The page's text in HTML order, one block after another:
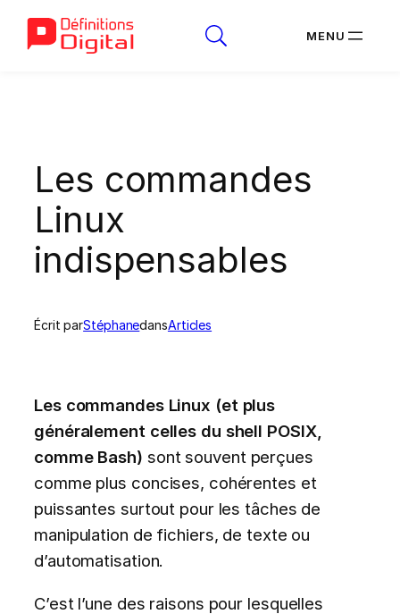
Les commandes
Linux
indispensables
Écrit parStéphanedansArticles
Les commandes Linux (et plus
généralement celles du shell POSIX,
comme Bash) sont souvent perçues
comme plus concises, cohérentes et
puissantes surtout pour les tâches de
manipulation de fichiers, de texte ou
d’automatisation.
C’est l’une des raisons pour lesquelles